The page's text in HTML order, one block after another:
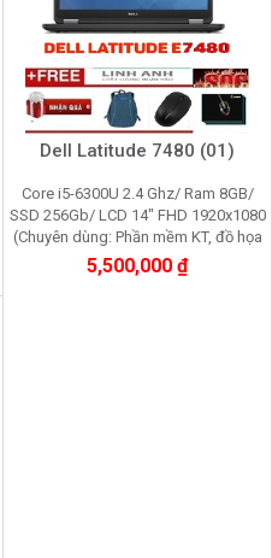
Dell Latitude 7480 (01)
Core i5-6300U 2.4 Ghz/ Ram 8GB/
SSD 256Gb/ LCD 14" FHD 1920x1080
(Chuyên dùng: Phần mềm KT, đồ họa
cơ bản, tin học văn phòng)
5,500,000 ₫